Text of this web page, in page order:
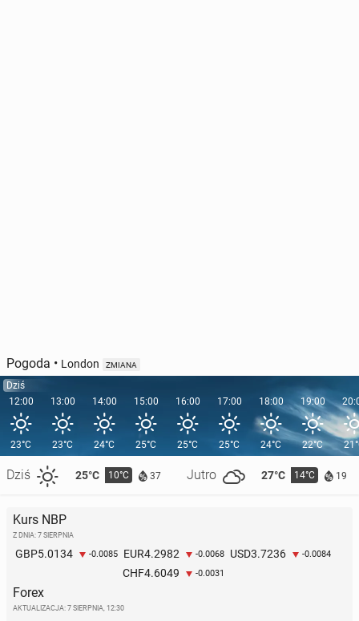
Pogoda • London ZMIANA
Dziś
12:00
23°C
Dziś 25°C 10°C 37 Jutro 27°C 14°C 19
13:00
23°C
14:00
24°C
15:00
25°C
16:00
25°C
17:00
25°C
18:00
24°C
19:00
22°C
Kurs NBP
Z DNIA: 7 SIERPNIA
GBP5.0134 -0.0085 EUR4.2982 -0.0068 USD3.7236 -0.0084
CHF4.6049 -0.0031
Forex
AKTUALIZACJA: 7 SIERPNIA, 12:30